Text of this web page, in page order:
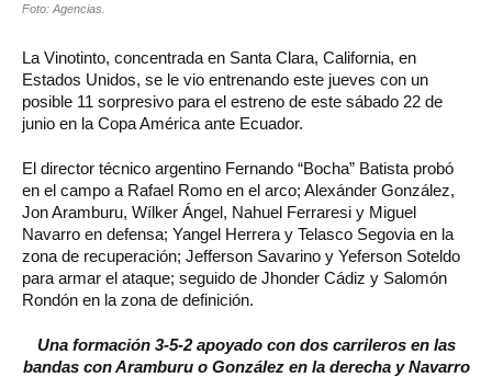
Foto: Agencias.
La Vinotinto, concentrada en Santa Clara, California, en
Estados Unidos, se le vio entrenando este jueves con un
posible 11 sorpresivo para el estreno de este sábado 22 de
junio en la Copa América ante Ecuador.
El director técnico argentino Fernando “Bocha” Batista probó
en el campo a Rafael Romo en el arco; Alexánder González,
Jon Aramburu, Wílker Ángel, Nahuel Ferraresi y Miguel
Navarro en defensa; Yangel Herrera y Telasco Segovia en la
zona de recuperación; Jefferson Savarino y Yeferson Soteldo
para armar el ataque; seguido de Jhonder Cádiz y Salomón
Rondón en la zona de definición.
Una formación 3-5-2 apoyado con dos carrileros en las
bandas con Aramburu o González en la derecha y Navarro